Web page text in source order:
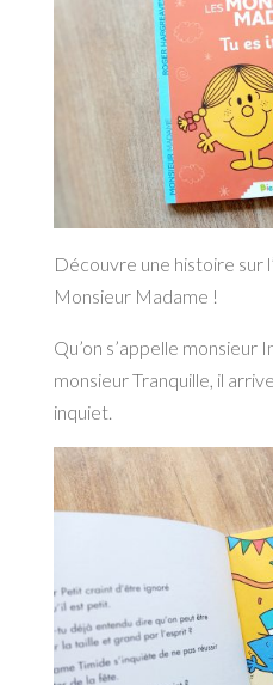
Découvre une histoire sur
Monsieur Madame !
Qu’on s’appelle monsieur
monsieur Tranquille, il
inquiet.